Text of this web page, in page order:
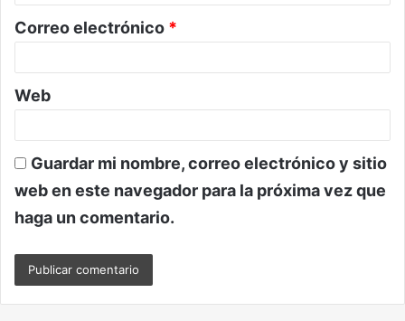
o
*
Correo electrónico *
Web
Guardar mi nombre, correo electrónico y sitio
web en este navegador para la próxima vez que
haga un comentario.